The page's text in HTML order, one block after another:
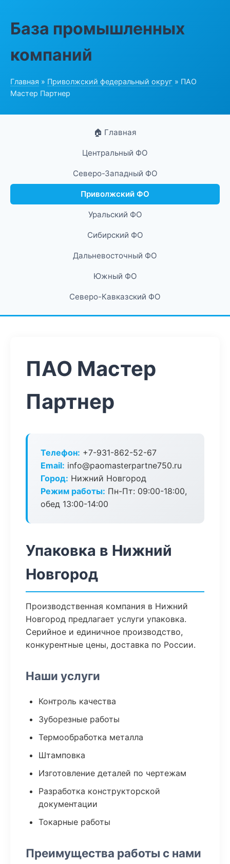
База промышленных
компаний
Главная » Приволжский федеральный округ » ПАО
Мастер Партнер
🏠 Главная
Центральный ФО
Северо-Западный ФО
Приволжский ФО
Уральский ФО
Сибирский ФО
Дальневосточный ФО
Южный ФО
Северо-Кавказский ФО
ПАО Мастер
Партнер
Телефон: +7-931-862-52-67
Email: info@paomasterpartne750.ru
Город: Нижний Новгород
Режим работы: Пн-Пт: 09:00-18:00,
обед 13:00-14:00
Упаковка в Нижний
Новгород
Производственная компания в Нижний
Новгород предлагает услуги упаковка.
Серийное и единичное производство,
конкурентные цены, доставка по России.
Наши услуги
Контроль качества
Зуборезные работы
Термообработка металла
Штамповка
Изготовление деталей по чертежам
Разработка конструкторской
документации
Токарные работы
Преимущества работы с нами